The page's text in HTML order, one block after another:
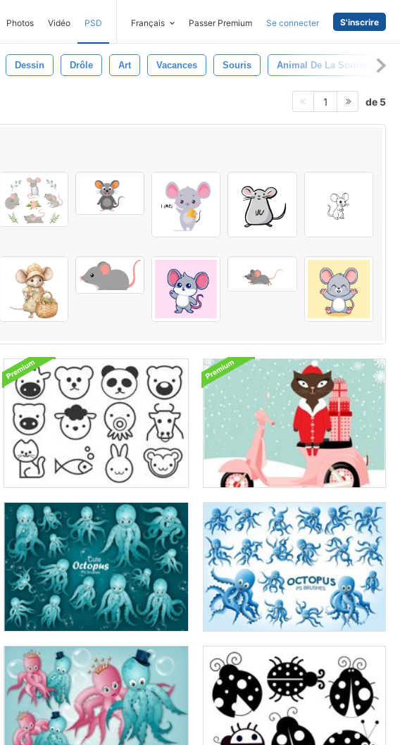
Photos Vidéo PSD Français Passer Premium Se connecter S'inscrire
Dessin Drôle Art Vacances Souris Animal De La Souris
1 de 5